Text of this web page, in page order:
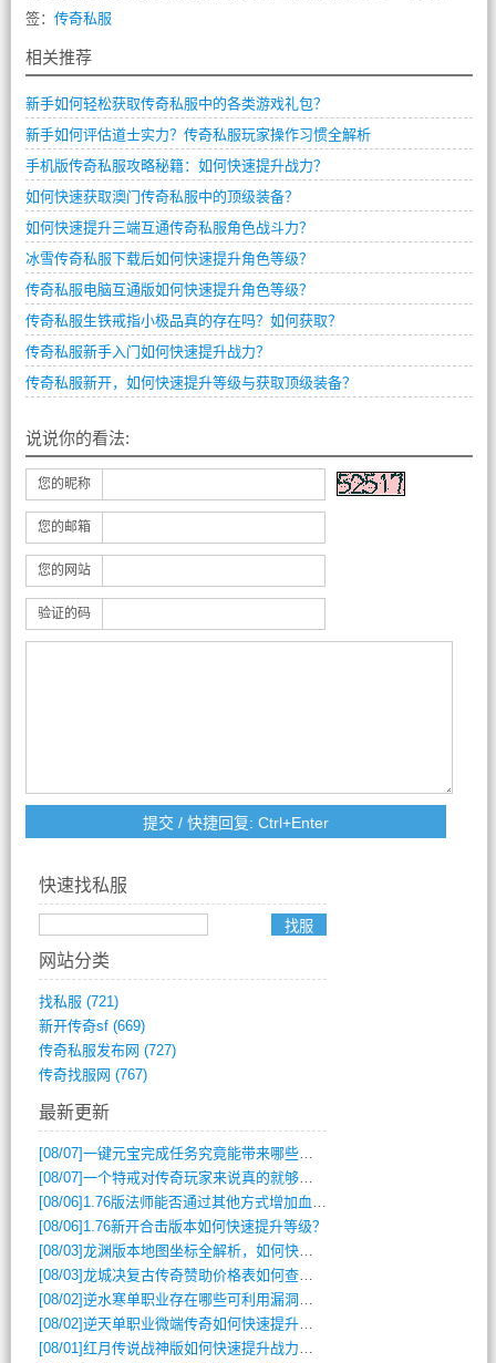
签： 传奇私服
相关推荐
新手如何轻松获取传奇私服中的各类游戏礼包？
新手如何评估道士实力？传奇私服玩家操作习惯全解析
手机版传奇私服攻略秘籍：如何快速提升战力？
如何快速获取澳门传奇私服中的顶级装备？
如何快速提升三端互通传奇私服角色战斗力？
冰雪传奇私服下载后如何快速提升角色等级？
传奇私服电脑互通版如何快速提升角色等级？
传奇私服生铁戒指小极品真的存在吗？如何获取？
传奇私服新手入门如何快速提升战力？
传奇私服新开，如何快速提升等级与获取顶级装备？
说说你的看法:
您的昵称
您的邮箱
您的网站
验证的码
快速找私服
网站分类
找私服 (721)
新开传奇sf(669)
传奇私服发布网 (727)
传奇找服网 (767)
最新更新
[08/07]一键元宝完成任务究竟能带来哪些超值优势？
[08/07]一个特戒对传奇玩家来说真的就够用了吗？
[08/06] 1.76版法师能否通过其他方式增加血量？
[08/06] 1.76新开合击版本如何快速提升等级？
[08/03]龙渊版本地图坐标全解析，如何快速定位BOSS位置？
[08/03]龙城决复古传奇赞助价格表如何查询？
[08/02]逆水寒单职业存在哪些可利用漏洞？如何快速提升战力？
[08/02]逆天单职业微端传奇如何快速提升战力？新手必看攻略
[08/01]红月传说战神版如何快速提升战力？新手攻略全解析？